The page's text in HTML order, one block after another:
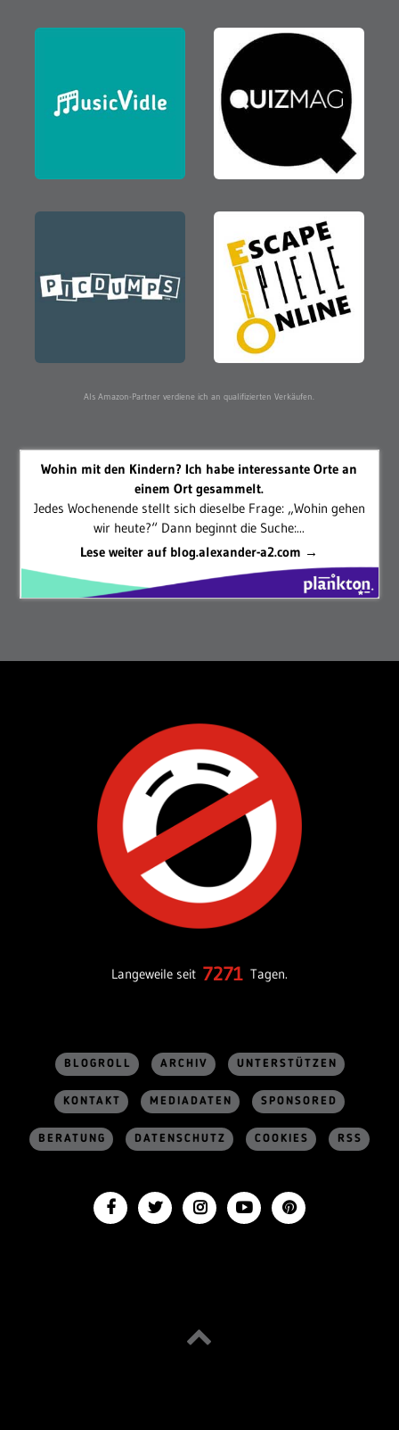
Als Amazon-Partner verdiene ich an qualifizierten Verkäufen.
Wohin mit den Kindern? Ich habe interessante Orte an
einem Ort gesammelt.
Jedes Wochenende stellt sich dieselbe Frage: „Wohin gehen
wir heute?“ Dann beginnt die Suche:...
Lese weiter auf blog.alexander-a2.com →
Langeweile seit 7271 Tagen.
BLOGROLL ARCHIV UNTERSTÜTZEN
KONTAKT MEDIADATEN SPONSORED
BERATUNG DATENSCHUTZ COOKIES RSS